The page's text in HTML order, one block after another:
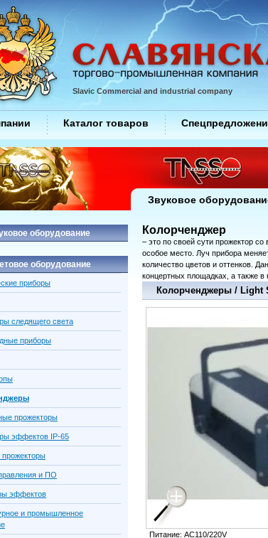
Колорченджер
– это по своей сути прожектор
особое место. Луч прибора
количество цветов и оттенков.
концертных площадках, а также
Колорченджеры / Light
Питание: AC110/220V
оборудование
оборудование
приборы
следящего света
приборы
прожекторы
эффектов IP-65
и ПО
эффектов
и промышленное
Slavic Commercial and industrial company
Каталог товаров
Звуковое